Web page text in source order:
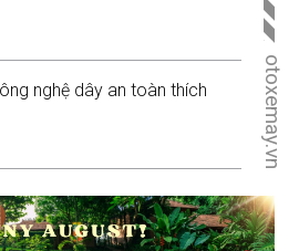
otoxemay.vn
nghệ dây an toàn thích